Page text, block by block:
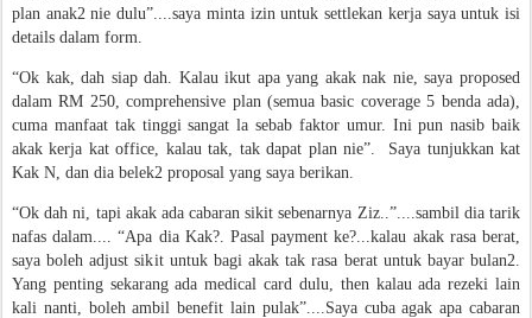
plan anak2 nie dulu”....saya minta izin untuk settlekan kerja saya untuk isi
details dalam form.
“Ok kak, dah siap dah. Kalau ikut apa yang akak nak nie, saya proposed
dalam RM 250, comprehensive plan (semua basic coverage 5 benda ada),
cuma manfaat tak tinggi sangat la sebab faktor umur. Ini pun nasib baik
akak kerja kat office, kalau tak, tak dapat plan nie”. Saya tunjukkan kat
Kak N, dan dia belek2 proposal yang saya berikan.
“Ok dah ni, tapi akak ada cabaran sikit sebenarnya Ziz..”....sambil dia tarik
nafas dalam.... “Apa dia Kak?. Pasal payment ke?...kalau akak rasa berat,
saya boleh adjust sikit untuk bagi akak tak rasa berat untuk bayar bulan2.
Yang penting sekarang ada medical card dulu, then kalau ada rezeki lain
kali nanti, boleh ambil benefit lain pulak”....Saya cuba agak apa cabaran